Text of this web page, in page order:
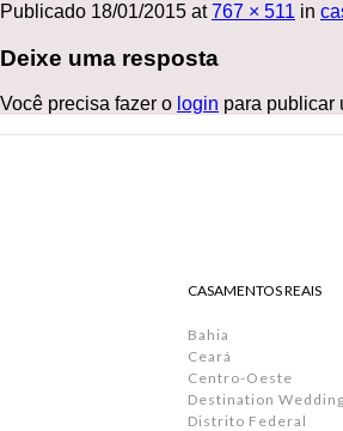
Publicado 18/01/2015 at767 × 511 in
Deixe uma resposta
Você precisa fazer o login para publicar
CASAMENTOS REAIS
Bahia
Ceará
Centro-Oeste
Destination Wedding
Distrito Federal